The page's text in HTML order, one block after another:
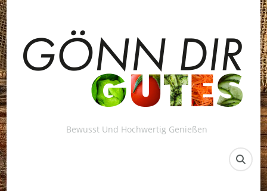
Bewusst Und Hochwertig Genießen